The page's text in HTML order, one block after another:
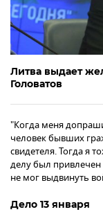
Литва выдает
Головатов
"Когда меня
человек бывших
свидетеля. Тогда я
делу был привлечен
не мог выдвинуть
Дело 13 января